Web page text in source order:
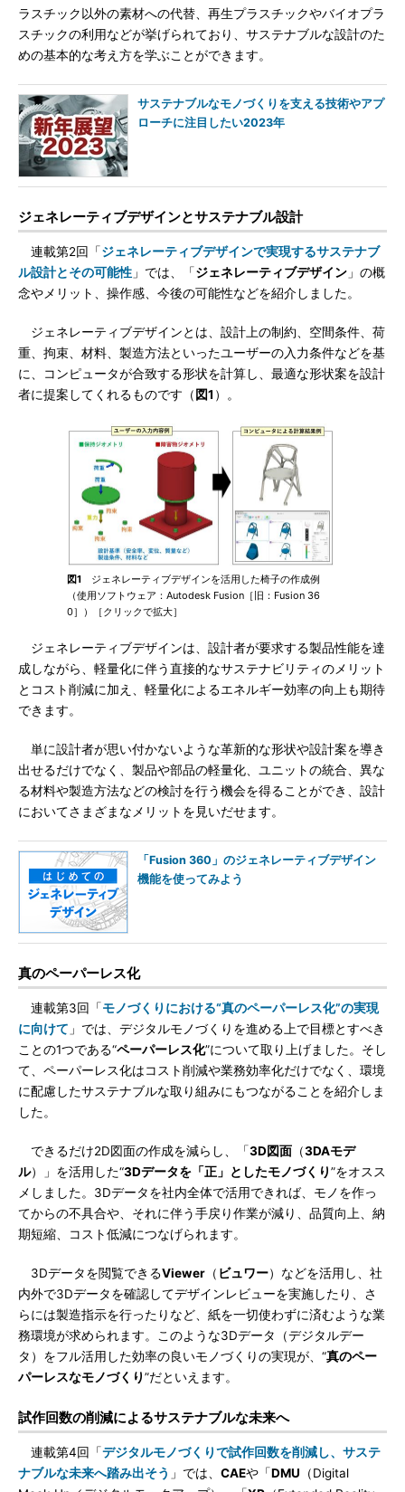
ラスチック以外の素材への代替、再生プラスチックやバイオプラ
スチックの利用などが挙げられており、サステナブルな設計のた
めの基本的な考え方を学ぶことができます。
サステナブルなモノづくりを支える技術やアプ
ローチに注目したい2023年
ジェネレーティブデザインとサステナブル設計
連載第2回「ジェネレーティブデザインで実現するサステナブ
ル設計とその可能性 」では、「ジェネレーティブデザイン 」の概
念やメリット、操作感、今後の可能性などを紹介しました。
ジェネレーティブデザインとは、設計上の制約、空間条件、荷
重、拘束、材料、製造方法といったユーザーの入力条件などを基
に、コンピュータが合致する形状を計算し、最適な形状案を設計
者に提案してくれるものです（ 図1 ）。
図1 ジェネレーティブデザインを活用した椅子の作成例
（使用ソフトウェア：Autodesk Fusion［旧：Fusion 36
0］）［クリックで拡大］
ジェネレーティブデザインは、設計者が要求する製品性能を達
成しながら、軽量化に伴う直接的なサステナビリティのメリット
とコスト削減に加え、軽量化によるエネルギー効率の向上も期待
できます。
単に設計者が思い付かないような革新的な形状や設計案を導き
出せるだけでなく、製品や部品の軽量化、ユニットの統合、異な
る材料や製造方法などの検討を行う機会を得ることができ、設計
においてさまざまなメリットを見いだせます。
「Fusion 360」のジェネレーティブデザイン
機能を使ってみよう
真のペーパーレス化
連載第3回「モノづくりにおける“真のペーパーレス化”の実現
に向けて 」では、デジタルモノづくりを進める上で目標とすべき
ことの1つである“ペーパーレス化”について取り上げました。そし
て、ペーパーレス化はコスト削減や業務効率化だけでなく、環境
に配慮したサステナブルな取り組みにもつながることを紹介しま
した。
できるだけ2D図面の作成を減らし、「3D図面 （3DAモデ
ル）」を活用した“3Dデータを「正」としたモノづくり”をオスス
メしました。3Dデータを社内全体で活用できれば、モノを作っ
てからの不具合や、それに伴う手戻り作業が減り、品質向上、納
期短縮、コスト低減につなげられます。
3Dデータを閲覧できるViewer （ ビュワー）などを活用し、社
内外で3Dデータを確認してデザインレビューを実施したり、さ
らには製造指示を行ったりなど、紙を一切使わずに済むような業
務環境が求められます。このような3Dデータ（デジタルデー
タ）をフル活用した効率の良いモノづくりの実現が、“真のペー
パーレスなモノづくり”だといえます。
試作回数の削減によるサステナブルな未来へ
連載第4回「デジタルモノづくりで試作回数を削減し、サステ
ナブルな未来へ踏み出そう 」では、 CAEや「DMU （Digital